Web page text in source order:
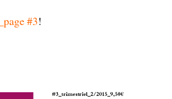
#3!